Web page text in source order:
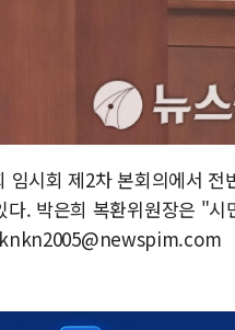
시회 제2차 본회의에서 전
. 박은희 복환위원장은 "시
knkn2005@newspim.com